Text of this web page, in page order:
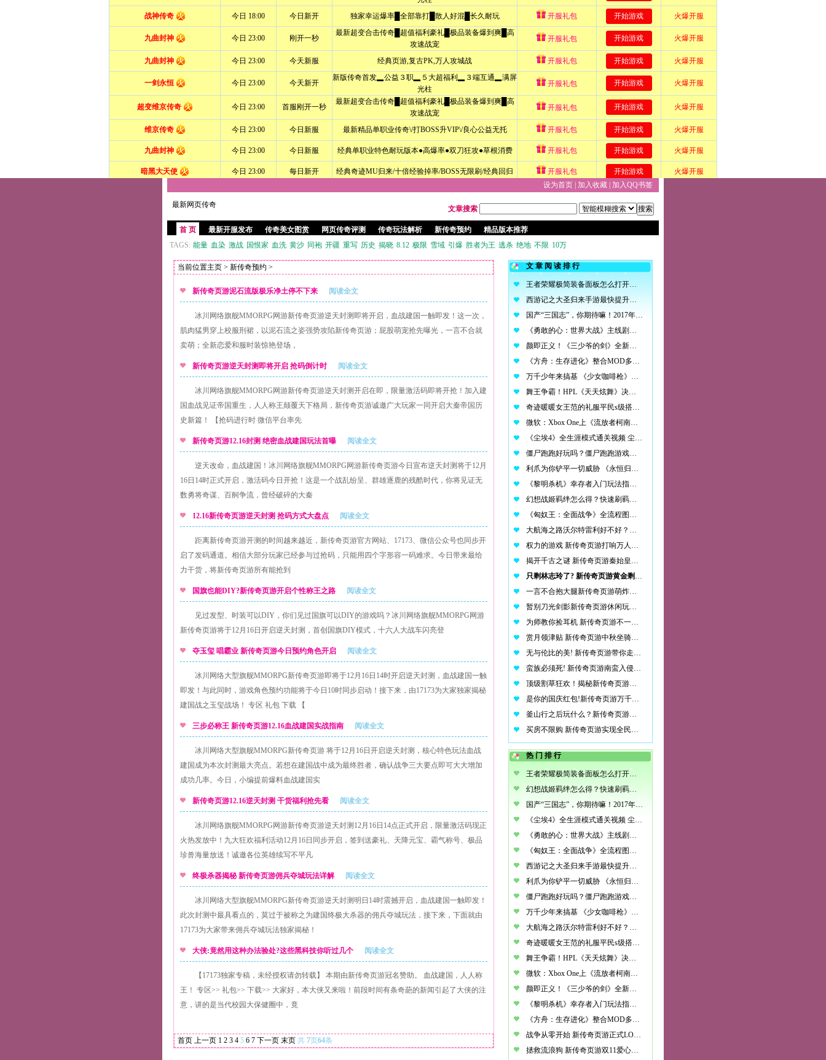
设为首页 加入收藏 加入QQ书签
最新网页传奇 文章搜索 搜索
首 页 最新开服发布 传奇美女图赏 网页传奇评测 传奇玩法解析 新传奇预约
精品版本推荐
TAGS: 能量 血染 激战 国恨家 血洗 黄沙 同袍 开疆 重写 历史 揭晓 8.12 极限 雪域 引爆 胜者为王 逃杀 绝地 不限 10万
当前位置主页 > 新传奇预约 >
新传奇页游泥石流版极乐净土停不下来 阅读全文
冰川网络旗舰MMORPG网游新传奇页游逆天封测即将开启，血战建国一触即发！这一次，
肌肉猛男穿上校服刑裙，以泥石流之姿强势攻陷新传奇页游；屁股萌宠抢先曝光，一言不合就
卖萌；全新恋爱和服时装惊艳登场，
新传奇页游逆天封测即将开启 抢码倒计时 阅读全文
冰川网络旗舰MMORPG网游新传奇页游逆天封测开启在即，限量激活码即将开抢！加入建
国血战见证帝国重生，人人称王颠覆天下格局，新传奇页游诚邀广大玩家一同开启大秦帝国历
史新篇！ 【抢码进行时 微信平台率先
新传奇页游12.16封测 绝密血战建国玩法首曝 阅读全文
逆天改命，血战建国！冰川网络旗舰MMORPG网游新传奇页游今日宣布逆天封测将于12月
16日14时正式开启，激活码今日开抢！这是一个战乱纷呈、群雄逐鹿的残酷时代，你将见证无
数勇将奇谋、百舸争流，曾经破碎的大秦
12.16新传奇页游逆天封测 抢码方式大盘点 阅读全文
距离新传奇页游开测的时间越来越近，新传奇页游官方网站、17173、微信公众号也同步开
启了发码通道。相信大部分玩家已经参与过抢码，只能用四个字形容一码难求。今日带来最给
力干货，将新传奇页游所有能抢到
国旗也能DIY?新传奇页游开启个性称王之路 阅读全文
见过发型、时装可以DIY，你们见过国旗可以DIY的游戏吗？冰川网络旗舰MMORPG网游
新传奇页游将于12月16日开启逆天封测，首创国旗DIY模式，十六人大战车闪亮登
夺玉玺 唱霸业 新传奇页游今日预约角色开启 阅读全文
冰川网络大型旗舰MMORPG新传奇页游即将于12月16日14时开启逆天封测，血战建国一触
即发！与此同时，游戏角色预约功能将于今日10时同步启动！接下来，由17173为大家独家揭秘
建国战之玉玺战场！ 专区 礼包 下载 【
三步必称王 新传奇页游12.16血战建国实战指南 阅读全文
冰川网络大型旗舰MMORPG新传奇页游 将于12月16日开启逆天封测，核心特色玩法血战
建国成为本次封测最大亮点。若想在建国战中成为最终胜者，确认战争三大要点即可大大增加
成功几率。今日，小编提前爆料血战建国实
新传奇页游12.16逆天封测 干货福利抢先看 阅读全文
冰川网络旗舰MMORPG网游新传奇页游逆天封测12月16日14点正式开启，限量激活码现正
火热发放中！九大狂欢福利活动12月16日同步开启，签到送豪礼、天降元宝、霸气称号、极品
珍兽海量放送！诚邀各位英雄续写不平凡
终极杀器揭秘 新传奇页游佣兵夺城玩法详解 阅读全文
冰川网络大型旗舰MMORPG新传奇页游逆天封测明日14时震撼开启，血战建国一触即发！
此次封测中最具看点的，莫过于被称之为建国终极大杀器的佣兵夺城玩法，接下来，下面就由
17173为大家带来佣兵夺城玩法独家揭秘！
大侠:竟然用这种办法验处?这些黑科技你听过几个 阅读全文
【17173独家专稿，未经授权请勿转载】 本期由新传奇页游冠名赞助。 血战建国，人人称
王！ 专区>> 礼包>> 下载>> 大家好，本大侠又来啦！前段时间有条奇葩的新闻引起了大侠的注
意，讲的是当代校园大保健圈中，竟
首页 上一页 1 2 3 4 5 6 7 下一页 末页 共 7页64条
文章阅读排行
王者荣耀极简装备面板怎么打开？打开方法详解介绍
西游记之大圣归来手游最快提升战斗力方法介绍
国产“三国志”，你期待嘛！2017年5月PC游戏发售预览_第13页_资
《勇敢的心：世界大战》主线剧情流程图文攻略_第22页
颜即正义！《三少爷的剑》全新美术原画大揭秘
《方舟：生存进化》整合MOD多人公开模式全流程视频详解第二十期
万千少年来搞基 《少女咖啡枪》冬之阵资料片内容首曝
舞王争霸！HPL《天天炫舞》决赛顺利落幕
奇迹暖暖女王范的礼服平民s级搭配攻略
微软：Xbox One上《流放者柯南》裸露画面或将被和谐_资讯新闻
《尘埃4》全生涯模式通关视频 尘埃4生涯模式怎么玩第二期
僵尸跑跑好玩吗？僵尸跑跑游戏玩法特色介绍
利爪为你铲平一切威胁 《永恒归来》兽人族独家揭秘
《黎明杀机》幸存者入门玩法指南 人类新手教程
幻想战姬羁绊怎么得？快速刷羁绊技巧攻略
《匈奴王：全面战争》全流程图文教程攻略（完结）_第16页
大航海之路沃尔特雷利好不好？沃尔特雷利技能详解
权力的游戏 新传奇页游打响万人龙脉争夺战
揭开千古之谜 新传奇页游秦始皇陵玩法详解
只剩林志玲了? 新传奇页游黄金剩女大盘点
一言不合抱大腿新传奇页游萌炸珍兽曝光
暂别刀光剑影新传奇页游休闲玩法曝光
为师教你捡耳机 新传奇页游不一样的师徒系统
赏月领津贴 新传奇页游中秋坐骑免费送
无与伦比的美! 新传奇页游带你走进云梦山
蛮族必须死! 新传奇页游南蛮入侵副本详解
顶级割草狂欢！揭秘新传奇页游乱世无双副本
是你的国庆红包!新传奇页游万千豪礼大狂欢
釜山行之后玩什么？新传奇页游白骨原狂斩丧尸
买房不限购 新传奇页游实现全民置业梦
热门排行
王者荣耀极简装备面板怎么打开？打开方法详解介
幻想战姬羁绊怎么得？快速刷羁绊技巧攻略
国产“三国志”，你期待嘛！2017年5月PC游戏发
《尘埃4》全生涯模式通关视频 尘埃4生涯模式怎
《勇敢的心：世界大战》主线剧情流程图文攻略_
《匈奴王：全面战争》全流程图文教程攻略（完结
西游记之大圣归来手游最快提升战斗力方法介绍
利爪为你铲平一切威胁 《永恒归来》兽人族独家
僵尸跑跑好玩吗？僵尸跑跑游戏玩法特色介绍
万千少年来搞基 《少女咖啡枪》冬之阵资料片内
大航海之路沃尔特雷利好不好？沃尔特雷利技能详
奇迹暖暖女王范的礼服平民s级搭配攻略
舞王争霸！HPL《天天炫舞》决赛顺利落幕
微软：Xbox One上《流放者柯南》裸露画面或将被
颜即正义！《三少爷的剑》全新美术原画大揭秘
《黎明杀机》幸存者入门玩法指南 人类新手教程
《方舟：生存进化》整合MOD多人公开模式全流程
战争从零开始 新传奇页游正式LOGO曝光
拯救流浪狗 新传奇页游双11爱心福利大行动